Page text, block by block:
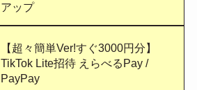
アップ
【超々簡単Ver!すぐ3000円分】
TikTok Lite招待 えらべるPay /
PayPay